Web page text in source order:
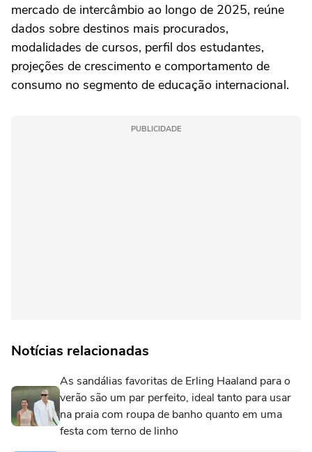
mercado de intercâmbio ao longo de 2025, reúne
dados sobre destinos mais procurados,
modalidades de cursos, perfil dos estudantes,
projeções de crescimento e comportamento de
consumo no segmento de educação internacional.
PUBLICIDADE
Notícias relacionadas
As sandálias favoritas de Erling Haaland para o
verão são um par perfeito, ideal tanto para usar
na praia com roupa de banho quanto em uma
festa com terno de linho